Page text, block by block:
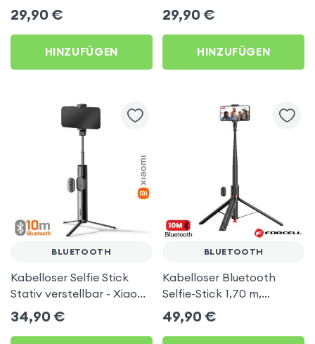
29,90 €
HINZUFÜGEN
29,90 €
HINZUFÜGEN
BLUETOOTH
Kabelloser Selfie Stick
Stativ verstellbar - Xiaomi
Original
34,90 €
BLUETOOTH
Kabelloser Bluetooth
Selfie-Stick 1,70 m,
Automatisches Stativ -
Forcell F-Grip
49,90 €